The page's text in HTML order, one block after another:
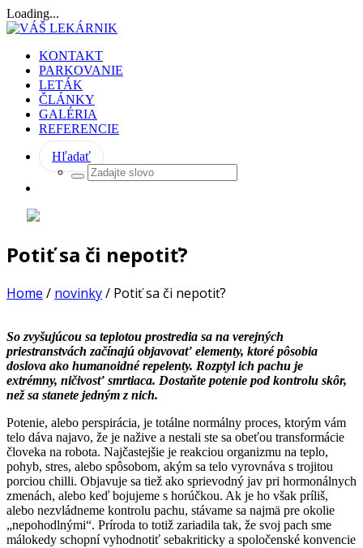
Loading...
KONTAKT
PARKOVANIE
LETÁK
ČLÁNKY
GALÉRIA
REFERENCIE
Hľadať
Potiť sa či nepotiť?
Home / novinky/ Potiť sa či nepotiť?
So zvyšujúcou sa teplotou prostredia sa na verejných
priestranstvách začínajú objavovať elementy, ktoré pôsobia
doslova ako humanoidné repelenty. Rozptyl ich pachu je
extrémny, ničivosť smrtiaca. Dostaňte potenie pod kontrolu skôr,
než sa stanete jedným z nich.
Potenie, alebo perspirácia, je totálne normálny proces, ktorým vám
telo dáva najavo, že je nažive a nestali ste sa obeťou transformácie
človeka na robota. Najčastejšie je reakciou organizmu na teplo,
pohyb, stres, alebo spôsobom, akým sa telo vyrovnáva s trojitou
porciou chilli. Objavuje sa tiež ako sprievodný jav pri hormonálnych
zmenách, alebo keď bojujeme s horúčkou. Ak je ho však príliš,
alebo nezvládneme kontrolu pachu, stávame sa najmä pre okolie
„nepohodlnými“. Príroda to totiž zariadila tak, že svoj pach sme
málokedy schopní vyhodnotiť sebakriticky a spoločenské konvencie